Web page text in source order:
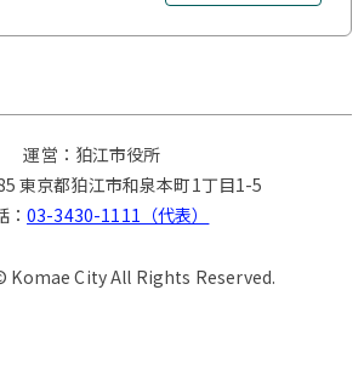
運営：狛江市役所
東京都狛江市和泉本町1丁目1-5
：03-3430-1111（代表）
City All Rights Reserved.